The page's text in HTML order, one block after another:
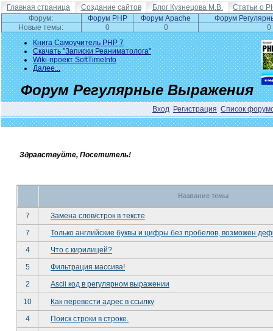
Главная страница Создание сайтов Блог Кузнецова М.В.
Статьи о
Форум:
Форум PHP Форум Apache
Форум
Новые темы:
0 0
0
Книга Самоучитель PHP 7
Скачать "Записки Реаниматолога"
Wiki-проект SoftTimeInfo
Далее...
Форум Регулярные Выражения
Вход Регистрация Список
Здравствуйте, Посетитель!
Название темы
7
Замена слов/строк в тексте
7
Только английские буквы и цифры без пробелов, возможен
4
Что с кирилицей?
5
Фильтрация массива!
2
Ascii код в регулярном выражении
10
Как перевести адрес в ссылку
4
Поиск строки в строке.